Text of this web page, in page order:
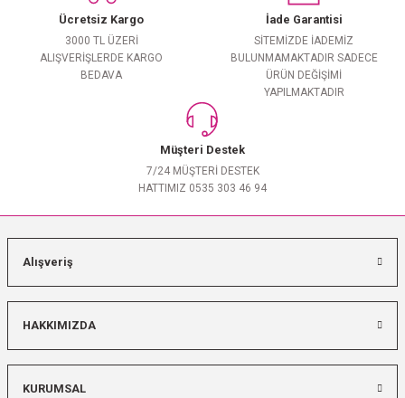
Ücretsiz Kargo
3000 TL ÜZERİ
ALIŞVERİŞLERDE KARGO
BEDAVA
İade Garantisi
SİTEMİZDE İADEMİZ
BULUNMAMAKTADIR SADECE
ÜRÜN DEĞİŞİMİ
YAPILMAKTADIR
Müşteri Destek
7/24 MÜŞTERİ DESTEK
HATTIMIZ 0535 303 46 94
Alışveriş
HAKKIMIZDA
KURUMSAL